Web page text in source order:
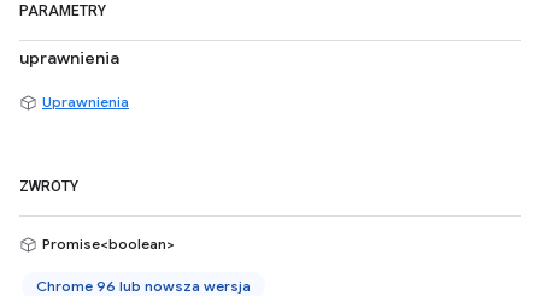
PARAMETRY
uprawnienia
Uprawnienia
ZWROTY
Promise<boolean>
Chrome 96 lub nowsza wersja